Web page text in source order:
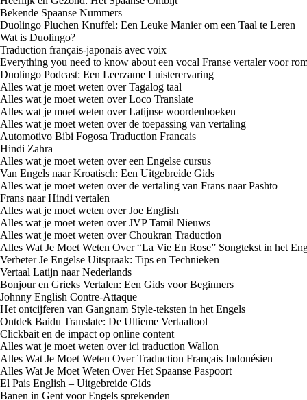
Bekende Spaanse Nummers
Duolingo Pluchen Knuffel: Een Leuke Manier om een Taal te Leren
Wat is Duolingo?
Traduction français-japonais avec voix
Everything you need to know about een vocal Franse vertaler voor
Duolingo Podcast: Een Leerzame Luisterervaring
Alles wat je moet weten over Tagalog taal
Alles wat je moet weten over Loco Translate
Alles wat je moet weten over Latijnse woordenboeken
Alles wat je moet weten over de toepassing van vertaling
Automotivo Bibi Fogosa Traduction Francais
Hindi Zahra
Alles wat je moet weten over een Engelse cursus
Van Engels naar Kroatisch: Een Uitgebreide Gids
Alles wat je moet weten over de vertaling van Frans naar Pashto
Frans naar Hindi vertalen
Alles wat je moet weten over Joe English
Alles wat je moet weten over JVP Tamil Nieuws
Alles wat je moet weten over Choukran Traduction
Alles Wat Je Moet Weten Over “La Vie En Rose” Songtekst in het
Verbeter Je Engelse Uitspraak: Tips en Technieken
Vertaal Latijn naar Nederlands
Bonjour en Grieks Vertalen: Een Gids voor Beginners
Johnny English Contre-Attaque
Het ontcijferen van Gangnam Style-teksten in het Engels
Ontdek Baidu Translate: De Ultieme Vertaaltool
Clickbait en de impact op online content
Alles wat je moet weten over ici traduction Wallon
Alles Wat Je Moet Weten Over Traduction Français Indonésien
Alles Wat Je Moet Weten Over Het Spaanse Paspoort
El Pais English – Uitgebreide Gids
Banen in Gent voor Engels sprekenden